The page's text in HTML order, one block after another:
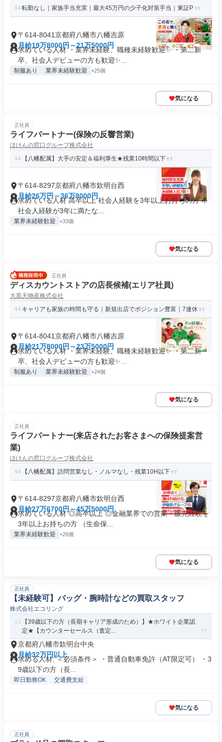
転勤なし｜家族手当充実｜最大45万円の少子化対策手当｜東証P
〒614-8041京都府八幡市八幡吉原
月給19万8000円～21万5000円
求めている人材 ・業界未経験、職種未経験歓迎✨ ・第二新
卒、社会人デビューの方も歓迎✨...
制服あり 業界未経験歓迎 +25個
気になる
正社員
ライフパートナー(保険の反響営業)
ほけんの窓口グループ株式会社
【八幡配属】大手の安定＆福利厚生★残業10時間以下
〒614-8297京都府八幡市欽明台西
月給26万円～36万8000円
求めている人材 高卒以上 社会人経験を3年以上お持ちの方 ※
社会人経験が3年に満たな...
業界未経験歓迎 +33個
気になる
正社員
ディスカウントストアの店長候補(エリア社員)
大黒天物産株式会社
キャリアも家族の時間も守る｜新規出店でポジション豊富｜7連休
〒614-8041京都府八幡市八幡吉原
月給21万8000円～23万5000円
求めている人材 ・業界未経験、職種未経験歓迎✨ ・第二新
卒、社会人デビューの方も歓迎✨...
制服あり 業界未経験歓迎 +24個
気になる
正社員
ライフパートナー(来店されたお客さまへの保険提案営
業)
ほけんの窓口グループ株式会社
【八幡配属】訪問営業なし・ノルマなし・残業10H以下
〒614-8297京都府八幡市欽明台西
月給27万6700円～45万5000円
求めている人材 ◎高卒以上 ◎金融業界での営業・販売経験を
3年以上お持ちの方 （生命保...
業界未経験歓迎 +26個
気になる
正社員
【未経験可】バッグ・腕時計などの買取スタッフ
株式会社エコリング
【39歳以下の方（長期キャリア形成のため）】★ホワイト企業認
定★【カウンターセールス（査定...
京都府八幡市欽明台中央
月給32万円以上
求める人材: ＜必須条件＞ ・普通自動車免許（AT限定可） ・3
9歳以下の方（長...
即日勤務OK 交通費支給
気になる
正社員